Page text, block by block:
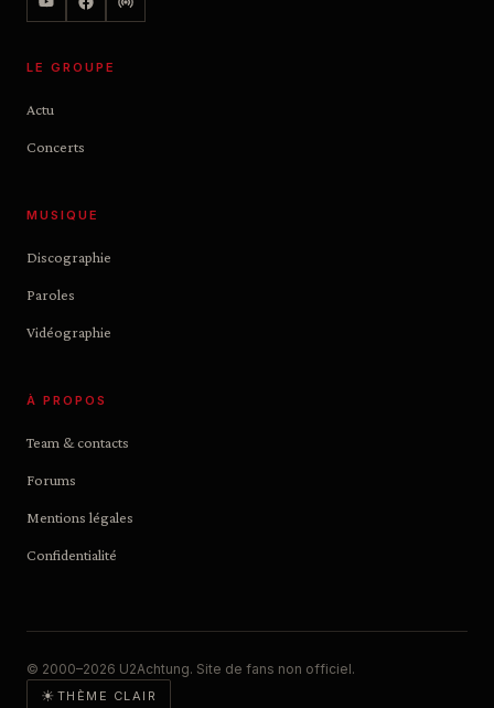
LE GROUPE
Actu
Concerts
MUSIQUE
Discographie
Paroles
Vidéographie
À PROPOS
Team & contacts
Forums
Mentions légales
Confidentialité
© 2000–2026 U2Achtung. Site de fans non officiel.
☀ THÈME CLAIR